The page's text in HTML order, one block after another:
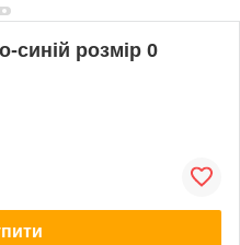
синій розмір 0